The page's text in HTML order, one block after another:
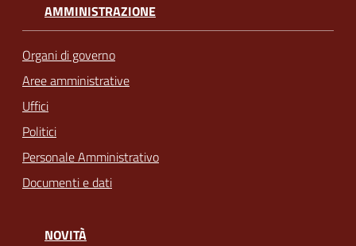
AMMINISTRAZIONE
Organi di governo
Aree amministrative
Uffici
Politici
Personale Amministrativo
Documenti e dati
NOVITÀ